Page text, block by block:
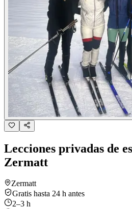
Lecciones privadas de
Zermatt
Zermatt
Gratis hasta 24 h antes
2–3 h